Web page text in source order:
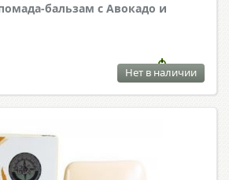
бальзам с Авокадо и
Нет в наличии